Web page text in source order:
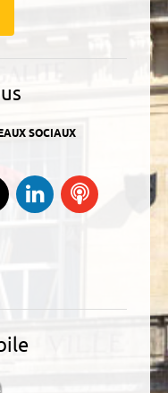
SOCIAUX
sur Twitter
nous sur YouTube
Suivez-nous sur
Instagram
Retrouvez-
nous sur
Ecoutez